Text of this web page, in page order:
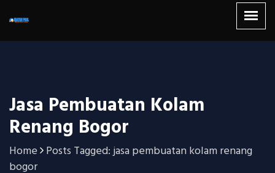
Jasa Pembuatan Kolam
Renang Bogor
Home Posts Tagged: jasa pembuatan kolam renang
bogor